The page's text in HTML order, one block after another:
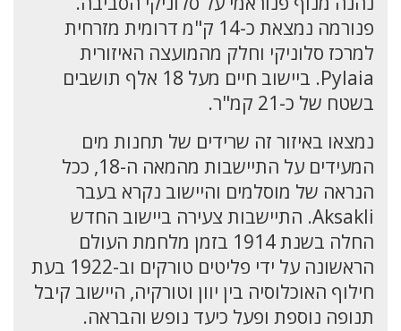
פנורמה נמצאת כ-14 ק"מ דרומית מזרחית
למרכז סלוניקי וחלק מהמועצה האיזורית
Pylaia. ביישוב חיים מעל 18 אלף תושבים
בשטח של כ-21 קמ"ר.
נמצאו באיזור זה שרידים של תחנות מים
המעידים על התיישבות מהמאה ה-18, ככל
הנראה של מוסלמים והיישוב נקרא בעבר
Aksakli. התיישבות צעירה ביישוב החדש
החלה בשנת 1914 בזמן מלחמת העולם
הראשונה על ידי פליטים טורקים וב-1922 בעת
חילוף האוכלוסיה בין יוון וטורקיה, היישוב קיבל
תנופה נוספת ופעל כיעד נופש והבראה.